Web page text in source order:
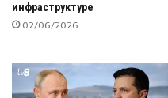
инфраструктуре
02/06/2026